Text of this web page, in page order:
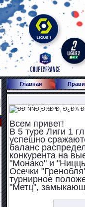
Главная
Всем привет!
В 5 туре Лиги 1
успешно
баланс
конкурента на
"Монако" и
Осечки
турнирное
"Метц",